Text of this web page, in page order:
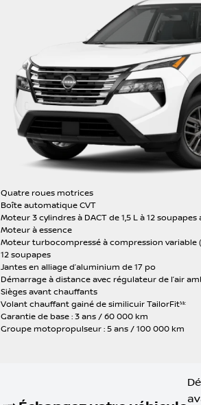
Quatre roues motrices
Boîte automatique CVT
Moteur 3 cylindres à DACT de 1,5 L à 12
Moteur à essence
Moteur turbocompressé à compression variable
12 soupapes
Jantes en alliage d’aluminium de 17 po
Démarrage à distance avec régulateur de l’air
Sièges avant chauffants
Volant chauffant gainé de similicuir TailorFitᴹᶜ
Garantie de base : 3 ans / 60 000 km
Groupe motopropulseur : 5 ans / 100 000 km